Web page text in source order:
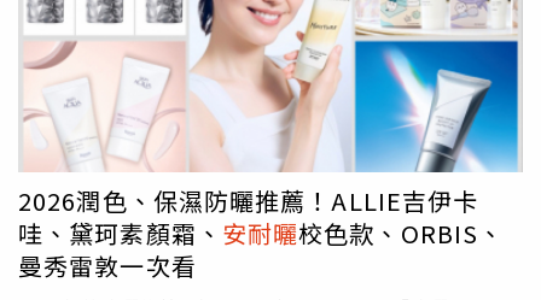
「防曬水凝乳系列」，無論是戶外活動、通勤還是旅行都能
輕鬆應對夏日紫外線。買
安耐曬 －膠原保濕防曬總動員組合
或安耐曬
－美肌潤色防曬總動員就送玩具總動員角色掛飾乙
個，1,800元。（圖／品牌提供）安耐曬
－美肌潤色防曬總
動員，內含金鑽高效防曬露5X 60mL、美肌潤色防曬水凝乳
90g、金鑽高效防曬露5X 12mL及玩具總動員角色掛飾乙
個，1,800元。（圖／品牌提供）Snow Peak首度聯手
BT21！雪峰鈦杯吊飾萌度爆表向來以戶外美學聞名的Snow
Peak，這次首度與BT21合作，以「BT21宇宙星球」為主題
推出限定系列，將KOYA、RJ、SHOOKY、MANG、
2026潤色、保濕防曬推薦！ALLIE吉伊卡
哇、黛珂素顏霜、 安耐曬校色款、ORBIS、
曼秀雷敦一次看